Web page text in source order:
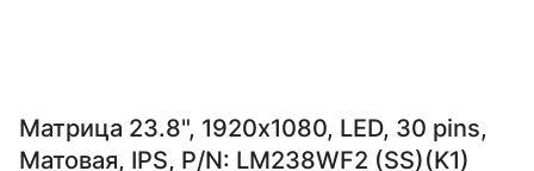
Матрица 23.8", 1920x1080, LED, 30 pins,
Матовая, IPS, P/N: LM238WF2 (SS)(K1)